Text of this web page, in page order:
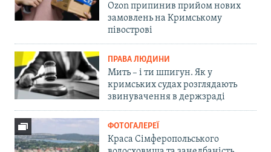
Ozon припинив прийом нових
замовлень на Кримському
півострові
ПРАВА ЛЮДИНИ
Мить – і ти шпигун. Як у
кримських судах розглядають
звинувачення в держзраді
ФОТОГАЛЕРЕЇ
Краса Сімферопольського